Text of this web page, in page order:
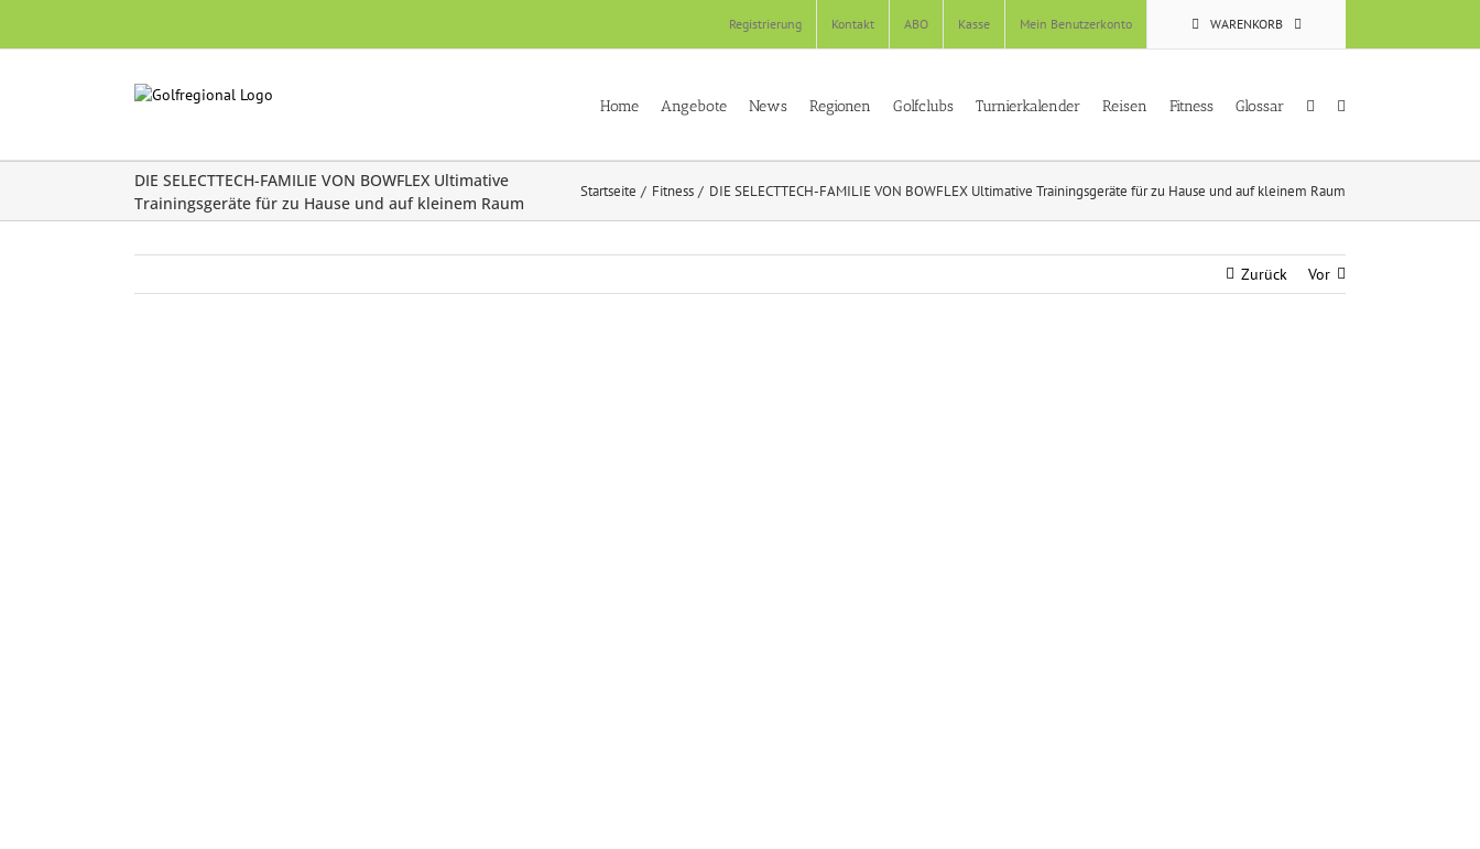
content
Registrierung Kontakt ABO Kasse Mein Benutzerkonto WARENKORB
Home Angebote News Regionen Golfclubs Turnierkalender Reisen Fitness Glossar
DIE SELECTTECH-FAMILIE VON BOWFLEX Ultimative
Trainingsgeräte für zu Hause und auf kleinem Raum
Startseite Fitness DIE SELECTTECH-FAMILIE VON BOWFLEX Ultimative Trainingsgeräte für zu Hause und auf kleinem Raum
Zurück Vor